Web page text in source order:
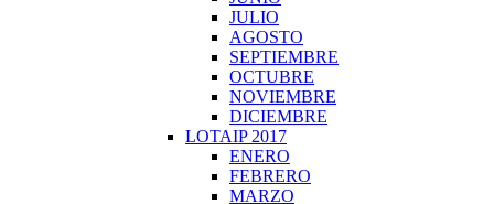
JULIO
AGOSTO
SEPTIEMBRE
OCTUBRE
NOVIEMBRE
DICIEMBRE
LOTAIP 2017
ENERO
FEBRERO
MARZO